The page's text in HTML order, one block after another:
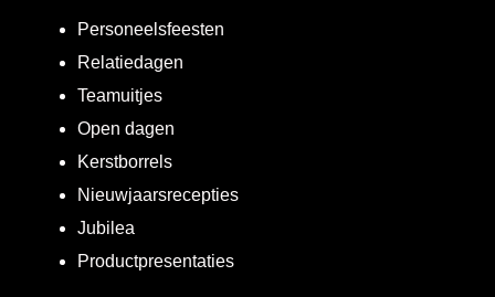
Personeelsfeesten
Relatiedagen
Teamuitjes
Open dagen
Kerstborrels
Nieuwjaarsrecepties
Jubilea
Productpresentaties